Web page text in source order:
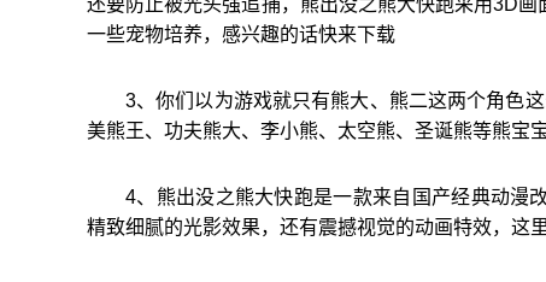
还要防止被光头强追捕，熊出没之熊大快跑采用3D
一些宠物培养，感兴趣的话快来下载
3、你们以为游戏就只有熊大、熊二这两个角色
美熊王、功夫熊大、李小熊、太空熊、圣诞熊等熊宝
4、熊出没之熊大快跑是一款来自国产经典动漫
精致细腻的光影效果，还有震撼视觉的动画特效，这